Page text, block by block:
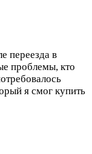
переезда в
проблемы, кто
я смог купить